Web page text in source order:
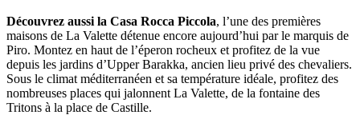
Découvrez aussi la Casa Rocca Piccola, l’une des premières
maisons de La Valette détenue encore aujourd’hui par le marquis de
Piro. Montez en haut de l’éperon rocheux et profitez de la vue
depuis les jardins d’Upper Barakka, ancien lieu privé des chevaliers.
Sous le climat méditerranéen et sa température idéale, profitez des
nombreuses places qui jalonnent La Valette, de la fontaine des
Tritons à la place de Castille.